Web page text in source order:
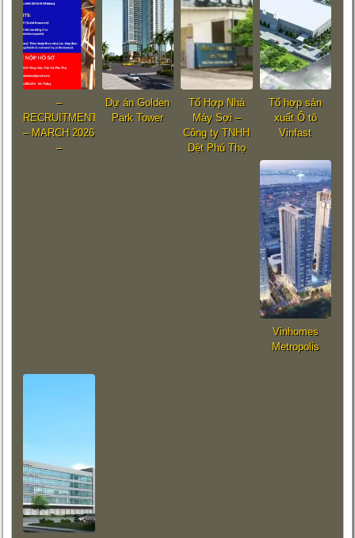
–
RECRUITMENT
– MARCH 2026
–
Dự án Golden
Park Tower
Tổ Hợp Nhà
Máy Sợi –
Công ty TNHH
Dệt Phú Thọ
Tổ hợp sản
xuất Ô tô
Vinfast
Vinhomes
Metropolis